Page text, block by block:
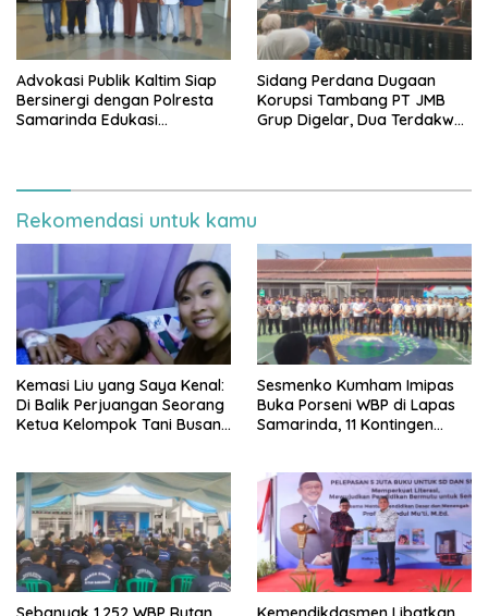
Advokasi Publik Kaltim Siap
Bersinergi dengan Polresta
Samarinda Edukasi
Sidang Perdana Dugaan
Korupsi Tambang PT JMB
Grup Digelar, Dua Terdakwa
Rekomendasi untuk kamu
Kemasi Liu yang Saya Kenal:
Di Balik Perjuangan Seorang
Ketua Kelompok Tani Busang
Sesmenko Kumham Imipas
Buka Porseni WBP di Lapas
Samarinda, 11 Kontingen